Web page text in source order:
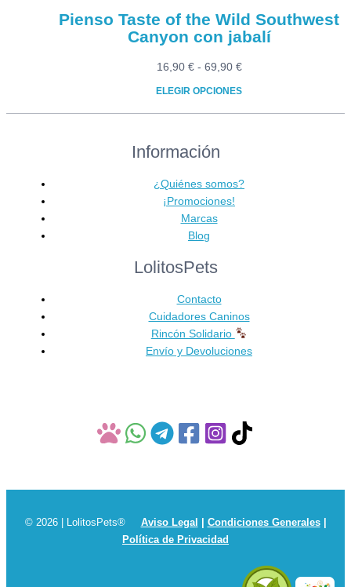
Pienso Taste of the Wild Southwest
Canyon con jabalí
16,90 € - 69,90 €Rango
ELEGIR OPCIONES
Este
tiene
variantes.
Las
opciones
se
elegir
la
página
de
producto
Información
¿Quiénes somos?
¡Promociones!
Marcas
Blog
LolitosPets
Contacto
Cuidadores Caninos
Rincón Solidario
Envío y Devoluciones
© 2026 | LolitosPets® Aviso Legal Condiciones Generales|
Política de Privacidad